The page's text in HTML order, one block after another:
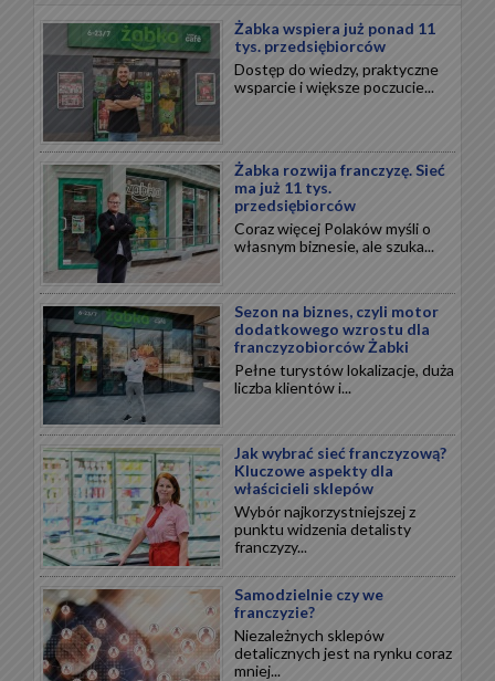
Żabka wspiera już ponad 11
tys. przedsiębiorców
Dostęp do wiedzy, praktyczne
wsparcie i większe poczucie...
Żabka rozwija franczyzę. Sieć
ma już 11 tys.
przedsiębiorców
Coraz więcej Polaków myśli o
własnym biznesie, ale szuka...
Sezon na biznes, czyli motor
dodatkowego wzrostu dla
franczyzobiorców Żabki
Pełne turystów lokalizacje, duża
liczba klientów i...
Jak wybrać sieć franczyzową?
Kluczowe aspekty dla
właścicieli sklepów
Wybór najkorzystniejszej z
punktu widzenia detalisty
franczyzy...
Samodzielnie czy we
franczyzie?
Niezależnych sklepów
detalicznych jest na rynku coraz
mniej...